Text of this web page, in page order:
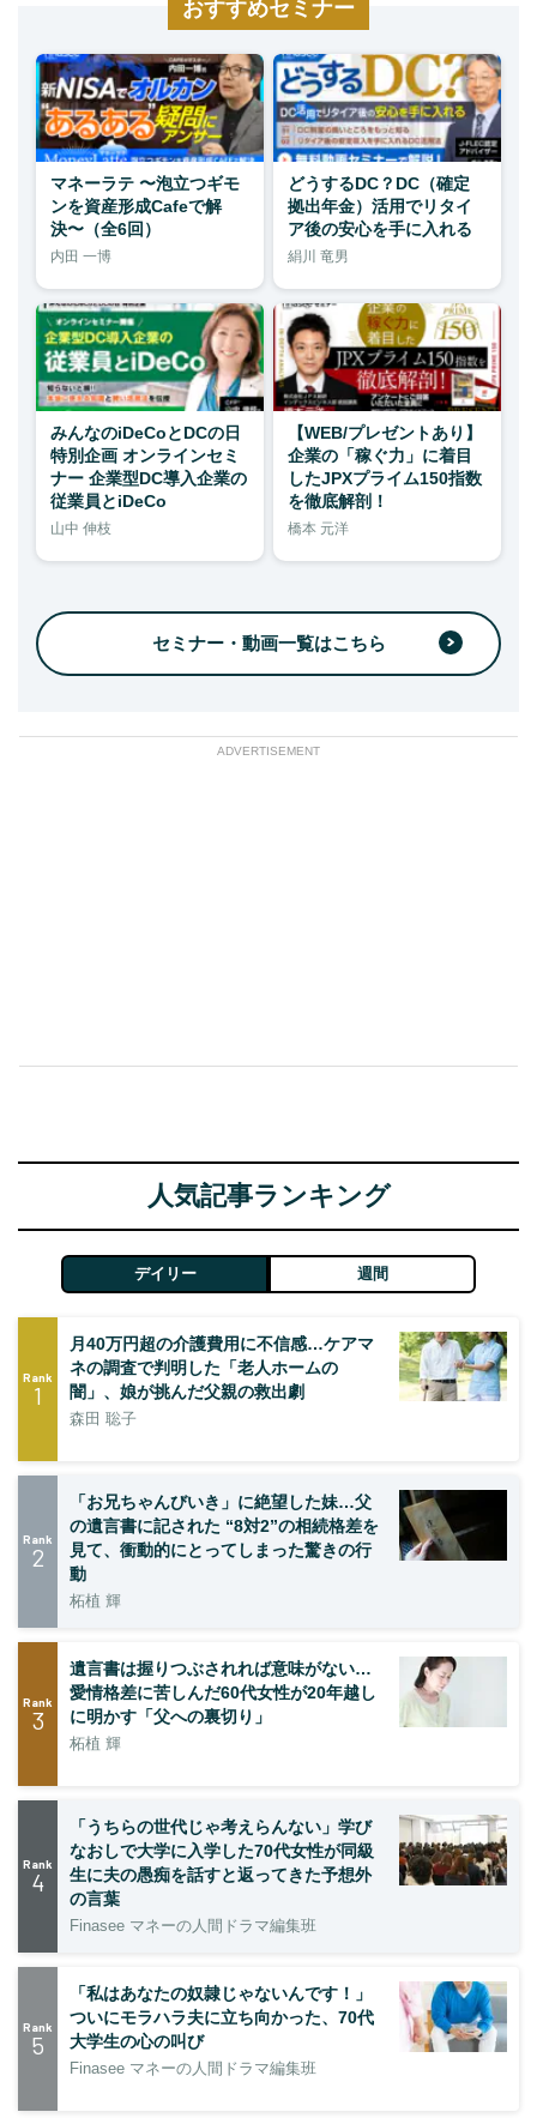
おすすめセミナー
マネーラテ 〜泡立つギモ
ンを資産形成Cafeで解
決〜（全6回）
内田 一博
どうするDC？DC（確定
拠出年金）活用でリタイ
ア後の安心を手に入れる
絹川 竜男
みんなのiDeCoとDCの日
特別企画 オンラインセミ
ナー 企業型DC導入企業の
従業員とiDeCo
山中 伸枝
【WEB/プレゼントあり】
企業の「稼ぐ力」に着目
したJPXプライム150指数
を徹底解剖！
橋本 元洋
セミナー・動画一覧はこちら
ADVERTISEMENT
人気記事ランキング
デイリー 週間
Rank
1
月40万円超の介護費用に不信感…ケアマ
ネの調査で判明した「老人ホームの
闇」、娘が挑んだ父親の救出劇
森田 聡子
Rank
2
「お兄ちゃんびいき」に絶望した妹…父
の遺言書に記された “8対2”の相続格差を
見て、衝動的にとってしまった驚きの行
動
柘植 輝
Rank
3
遺言書は握りつぶされれば意味がない…
愛情格差に苦しんだ60代女性が20年越し
に明かす「父への裏切り」
柘植 輝
Rank
4
「うちらの世代じゃ考えらんない」学び
なおしで大学に入学した70代女性が同級
生に夫の愚痴を話すと返ってきた予想外
の言葉
Finasee マネーの人間ドラマ編集班
Rank
5
「私はあなたの奴隷じゃないんです！」
ついにモラハラ夫に立ち向かった、70代
大学生の心の叫び
Finasee マネーの人間ドラマ編集班